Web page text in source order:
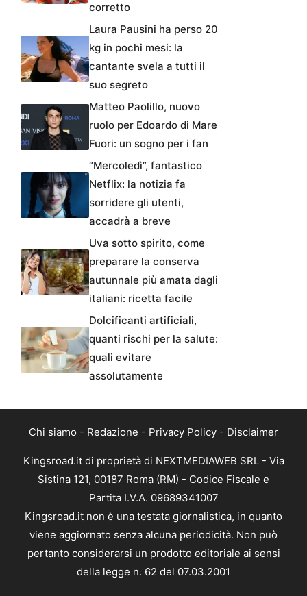
corretto
Laura Pausini ha perso 20
kg in pochi mesi: la
cantante svela a tutti il
suo segreto
Matteo Paolillo, nuovo
ruolo per Edoardo di Mare
Fuori: un sogno per i fan
“Mercoledì”, fantastico
Netflix: la notizia fa
sorridere gli utenti,
accadrà a breve
Uva sotto spirito, come
preparare la conserva
autunnale più amata dagli
italiani: ricetta facile
Dolcificanti artificiali,
quanti rischi per la salute:
quali evitare
assolutamente
Chi siamo - Redazione - Privacy Policy - Disclaimer
Kingsroad.it di proprietà di NEXTMEDIAWEB SRL - Via
Sistina 121, 00187 Roma (RM) - Codice Fiscale e
Partita I.V.A. 09689341007
Kingsroad.it non è una testata giornalistica, in quanto
viene aggiornato senza alcuna periodicità. Non può
pertanto considerarsi un prodotto editoriale ai sensi
della legge n. 62 del 07.03.2001